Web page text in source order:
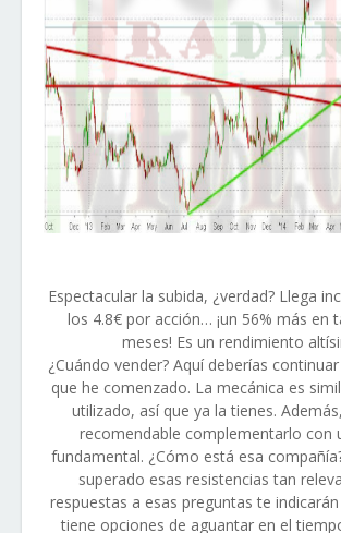
Espectacular la subida, ¿verdad? Llega
los 4.8€ por acción… ¡un 56% más en
meses! Es un rendimiento
¿Cuándo vender? Aquí deberías
que he comenzado. La mecánica es
utilizado, así que ya la tienes.
recomendable complementarlo con
fundamental. ¿Cómo está esa
superado esas resistencias tan
respuestas a esas preguntas te
tiene opciones de aguantar en el